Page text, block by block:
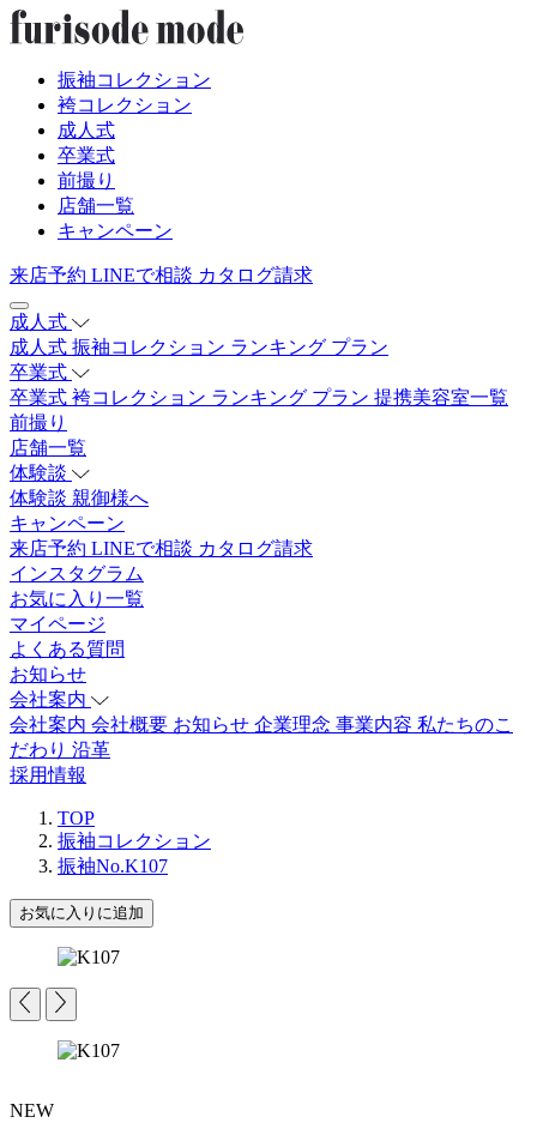
振袖コレクション
袴コレクション
成人式
卒業式
前撮り
店舗一覧
キャンペーン
来店予約 LINEで相談 カタログ請求
成人式
成人式 振袖コレクション ランキング プラン
卒業式
卒業式 袴コレクション ランキング プラン 提携美容室一覧
前撮り
店舗一覧
体験談
体験談 親御様へ
キャンペーン
来店予約 LINEで相談 カタログ請求
インスタグラム
お気に入り一覧
マイページ
よくある質問
お知らせ
会社案内
会社案内 会社概要 お知らせ 企業理念 事業内容 私たちのこ
だわり 沿革
採用情報
TOP
振袖コレクション
振袖No.K107
お気に入りに追加
NEW